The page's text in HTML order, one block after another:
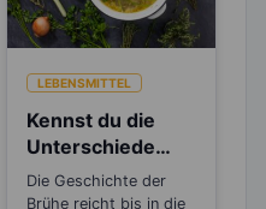
LEBENSMITTEL
Kennst du die
Unterschiede
zwischen Brühe,
Fond und
Die Geschichte der
Brühe reicht bis in die